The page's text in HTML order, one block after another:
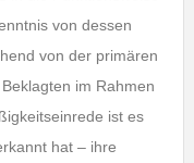
von dessen
von der primären
im Rahmen
ist es
hat – ihre